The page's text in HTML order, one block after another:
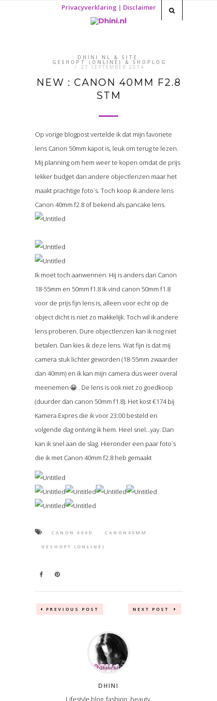
Privacyverklaring | Disclaimer
DHINI.NL & SITE ,
GESHOPT (ONLINE) & SHOPLOG
/ 27 SEPTEMBER 2014
NEW : CANON 40MM F2.8
STM
Op vorige blogpost vertelde ik dat mijn favoriete
lens Canon 50mm kapot is, leuk om terug te lezen.
Mij planning om hem weer te kopen omdat de prijs
lekker budget dan andere objectlenzen maar het
maakt prachtige foto`s. Toch koop ik andere lens
Canon 40mm f2.8 of bekend als pancake lens.
Ik moet toch aanwennen. Hij is anders dan Canon
18-55mm en 50mm f1.8 Ik vind canon 50mm f1.8
voor de prijs fijn lens is, alleen voor echt op de
object dicht is niet zo makkelijk. Toch wil ik andere
lens proberen. Dure objectlenzen kan ik nog niet
betalen. Dan kies ik deze lens. Wat fijn is dat mij
camera stuk lichter geworden (18-55mm zwaarder
dan 40mm) en ik kan mijn camera dus weer overal
meenemen 😀 . De lens is ook niet zo goedkoop
(duurder dan canon 50mm f1.8). Het kost €174 bij
Kamera Expres die ik voor 23:00 besteld en
volgende dag ontving ik hem. Heel snel…yay. Dan
kan ik snel aan de slag. Hieronder een paar foto`s
die ik met Canon 40mm f2.8 heb gemaakt
CANON 600D CANON40MM
GESHOPT (ONLINE)
PREVIOUS POST NEXT POST
DHINI
Lifestyle blog, fashion, beauty,